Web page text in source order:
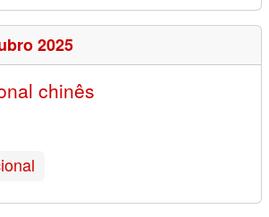
2025
chinês